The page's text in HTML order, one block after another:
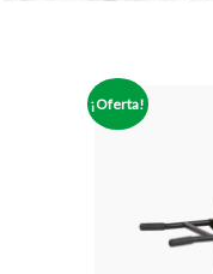
¡Oferta!